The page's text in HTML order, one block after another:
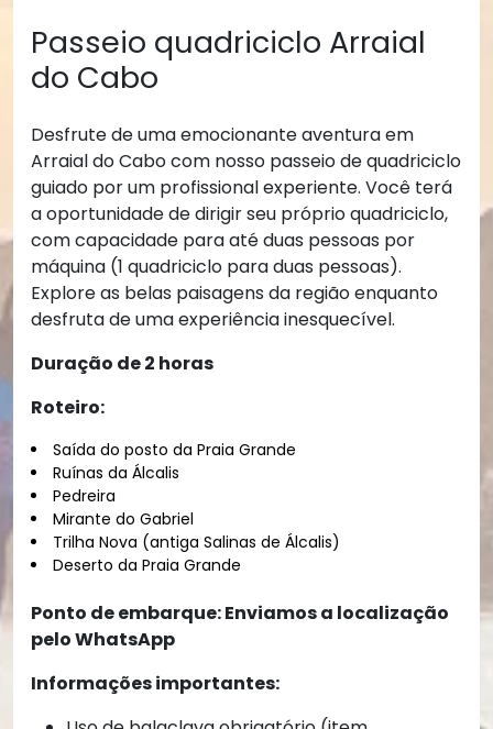
Passeio quadriciclo Arraial
do Cabo
Desfrute de uma emocionante aventura em
Arraial do Cabo com nosso passeio de quadriciclo
guiado por um profissional experiente. Você terá
a oportunidade de dirigir seu próprio quadriciclo,
com capacidade para até duas pessoas por
máquina (1 quadriciclo para duas pessoas).
Explore as belas paisagens da região enquanto
desfruta de uma experiência inesquecível.
Duração de 2 horas
Roteiro:
Saída do posto da Praia Grande
Ruínas da Álcalis
Pedreira
Mirante do Gabriel
Trilha Nova (antiga Salinas de Álcalis)
Deserto da Praia Grande
Ponto de embarque: Enviamos a localização
pelo WhatsApp
Informações importantes: